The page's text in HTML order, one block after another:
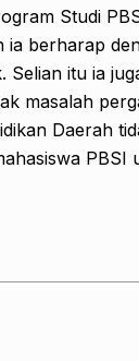
Studi
ia berharap
Selian itu ia
masalah
Daerah
PBSI